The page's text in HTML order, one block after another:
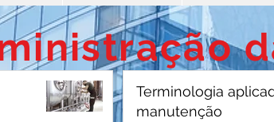
Terminologia
manutenção